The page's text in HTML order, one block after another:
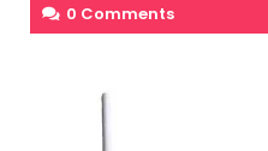
0 Comments